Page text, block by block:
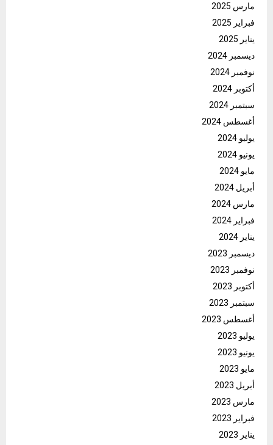
مارس 2025
فبراير 2025
يناير 2025
ديسمبر 2024
نوفمبر 2024
أكتوبر 2024
سبتمبر 2024
أغسطس 2024
يوليو 2024
يونيو 2024
مايو 2024
أبريل 2024
مارس 2024
فبراير 2024
يناير 2024
ديسمبر 2023
نوفمبر 2023
أكتوبر 2023
سبتمبر 2023
أغسطس 2023
يوليو 2023
يونيو 2023
مايو 2023
أبريل 2023
مارس 2023
فبراير 2023
يناير 2023